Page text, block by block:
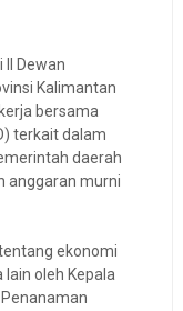
II Dewan
Kalimantan
bersama
terkait dalam
daerah
anggaran murni
ekonomi
oleh Kepala
Penanaman